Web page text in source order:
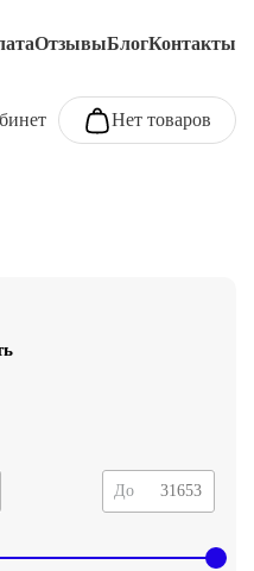
ОтзывыБлогКонтакты
Нет товаров
До